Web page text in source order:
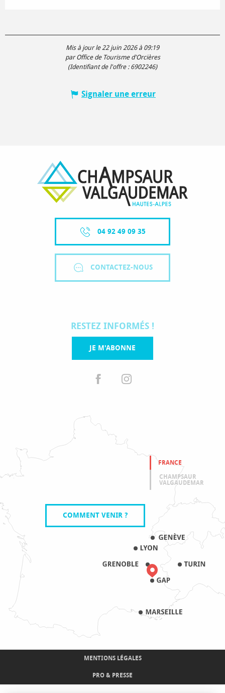
Mis à jour le 22 juin 2026 à 09:19
par Office de Tourisme d'Orcières
(Identifiant de l'offre : 6902246)
Signaler une erreur
04 92 49 09 35
CONTACTEZ-NOUS
RESTEZ INFORMÉS !
JE M'ABONNE
FRANCE
CHAMPSAUR
VALGAUDEMAR
COMMENT VENIR ?
MENTIONS LÉGALES
PRO & PRESSE